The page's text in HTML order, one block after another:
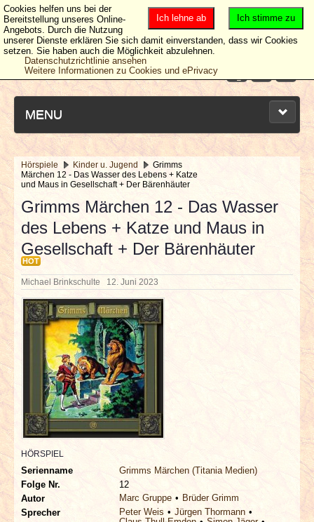
MENU
NEUESTE ARTIKEL
NEWS & DATES
BERICHTE
VERLOSUNGEN
INTERVIEWS
SPECIALS
REDAKTION
LINKS
ARCHIV
Hörspiele Kinder u. Jugend
Grimms
Märchen 12 - Das Wasser des Lebens + Katze
und Maus in Gesellschaft + Der Bärenhäuter
Grimms Märchen 12 - Das Wasser
des Lebens + Katze und Maus in
Gesellschaft + Der Bärenhäuter
HOT
Michael Brinkschulte 12. Juni 2023
HÖRSPIEL
Serienname
Grimms Märchen (Titania Medien)
Folge Nr.
12
Autor
Marc Gruppe
Brüder Grimm
Sprecher
Peter Weis
Jürgen Thormann
Ich stimme zu
Ich lehne ab
Cookies helfen uns bei der
Bereitstellung unseres Online-
Angebots. Durch die Nutzung
unserer Dienste erklären Sie sich damit einverstanden, dass wir Cookies
setzen. Sie haben auch die Möglichkeit abzulehnen.
Datenschutzrichtlinie ansehen
Weitere Informationen zu Cookies und ePrivacy